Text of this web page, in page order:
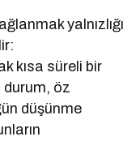
yalnızlığı
kısa süreli bir
öz
düşünme